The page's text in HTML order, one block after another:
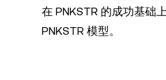
在 PNKSTR 的成功基础
PNKSTR 模型。